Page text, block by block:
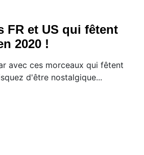
FR et US qui fêtent
2020 !
avec ces morceaux qui fêtent
d'être nostalgique...